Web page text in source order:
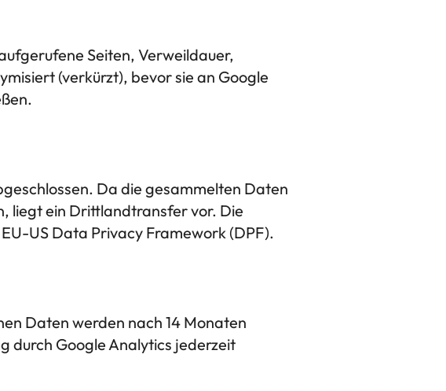
Seiten, Verweildauer,
(verkürzt), bevor sie an Google
Da die gesammelten Daten
liegt ein Drittlandtransfer vor. Die
US Data Privacy Framework (DPF).
Daten werden nach 14 Monaten
durch Google Analytics jederzeit